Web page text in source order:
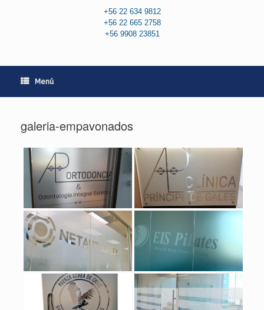
+56 22 634 9812
+56 22 665 2758
+56 9908 23851
Menú
galeria-empavonados